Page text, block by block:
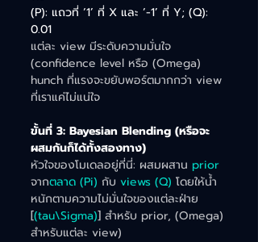
(P): แถวที่ ‘1’ ที่ X และ ‘-1’ ที่ Y; (Q):
0.01
แต่ละ view มีระดับความมั่นใจ
(confidence level หรือ (Omega)
hunch ที่แรงจะขยับพอร์ตมากกว่า view
ที่เราแค่ไม่แน่ใจ
ขั้นที่ 3: Bayesian Blending (หรือจะ
ผสมกันก็ได้ทั้งสองทาง)
หัวใจของโมเดลอยู่ที่นี่: ผสมผสาน prior
จากตลาด (Pi) กับ views (Q) โดยให้น้ำ
หนักตามความไม่มั่นใจของแต่ละฝ่าย
[(tau\Sigma)] สำหรับ prior, (Omega)
สำหรับแต่ละ view)